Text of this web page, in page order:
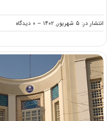
انتشار در: ۵ شهریور, ۱۴۰۲ -- ۰ دیدگاه
on
اعلام
آزمون
ارشد
دانشگاه
قرآن
حدیث